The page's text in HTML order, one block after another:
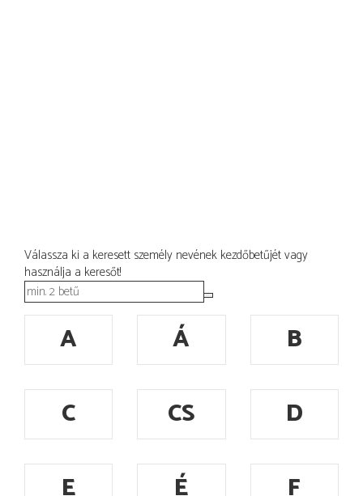
Válassza ki a keresett személy nevének kezdőbetűjét vagy
használja a keresőt!
A Á
B
C
CS
D